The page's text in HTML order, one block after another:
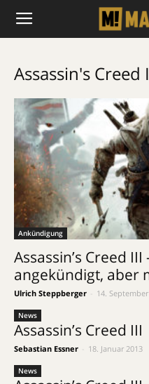
Assassin's Creed
Ankündigung
Assassin’s Creed
angekündigt, aber
Ulrich Steppberger 14.
News
Assassin’s Creed III
Sebastian Essner 18. Januar 2013
News